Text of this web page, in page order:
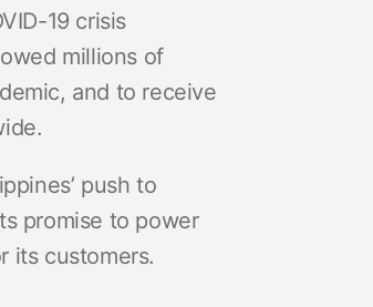
19 crisis
millions of
and to receive
push to
promise to power
its customers.